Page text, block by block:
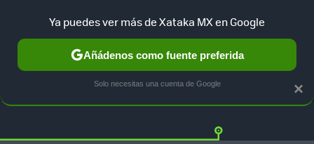
GUÍA DE COMPRAS MERCADO LIBRE ×
Ya puedes ver más de Xataka MX en Google
Añádenos como fuente preferida
Solo necesitas una cuenta de Google